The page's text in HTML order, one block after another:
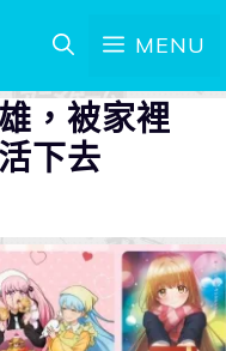
MENU
，被家裡
下去